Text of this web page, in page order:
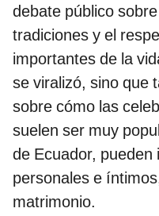
debate público
tradiciones y el
importantes de la
se viralizó, sino que
sobre cómo las
suelen ser muy
de Ecuador,
personales e
matrimonio.